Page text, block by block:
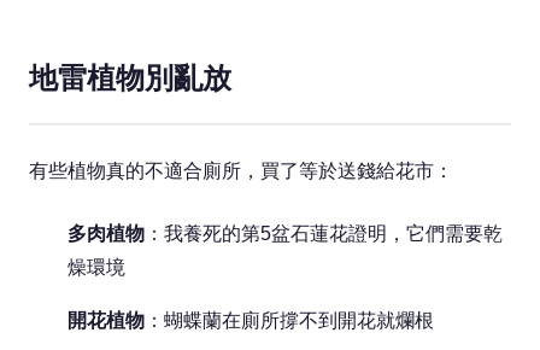
地雷植物別亂放
有些植物真的不適合廁所，買了等於送錢給花市：
多肉植物 ：我養死的第5盆石蓮花證明，它們需要乾
燥環境
開花植物 ：蝴蝶蘭在廁所撐不到開花就爛根